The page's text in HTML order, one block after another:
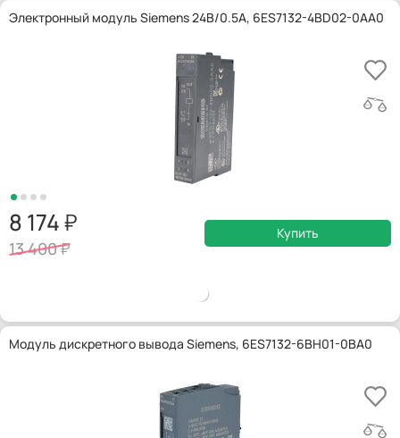
Электронный модуль Siemens 24В/0.5А, 6ES7132-4BD02-0AA0
8 174
13 400
Купить
Модуль дискретного вывода Siemens, 6ES7132-6BH01-0BA0